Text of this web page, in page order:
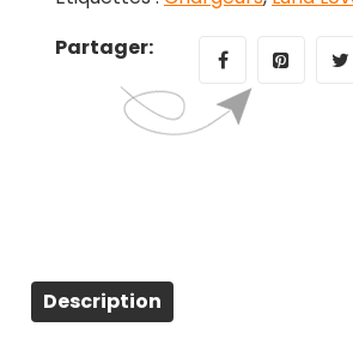
Partager:
Description